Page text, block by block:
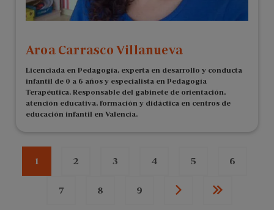
Aroa Carrasco Villanueva
Licenciada en Pedagogía, experta en desarrollo y conducta
infantil de 0 a 6 años y especialista en Pedagogía
Terapéutica. Responsable del gabinete de orientación,
atención educativa, formación y didáctica en centros de
educación infantil en Valencia.
Página
actual
1 Página
2 Página
3 Página
4 Página
5 Página
6
Página
7 Página
8 Página
9
SiguienteÚltima